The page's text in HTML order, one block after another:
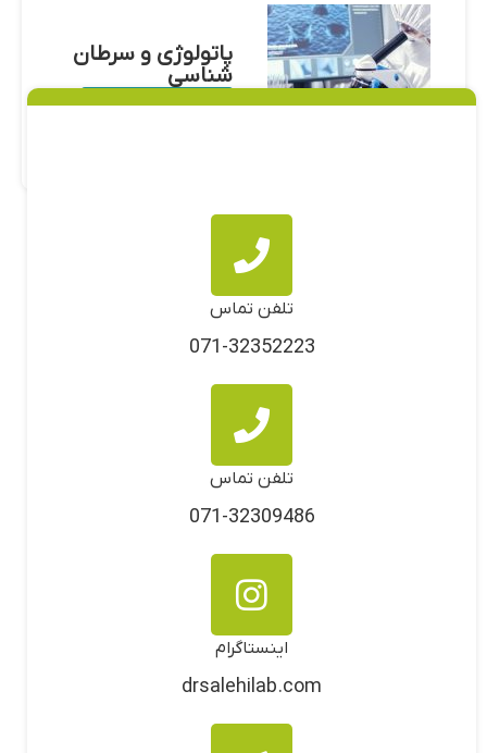
پاتولوژی و سرطان
شناسی
اطلاعات بیشتر
تلفن تماس
071-32352223
تلفن تماس
071-32309486
اینستاگرام
drsalehilab.com